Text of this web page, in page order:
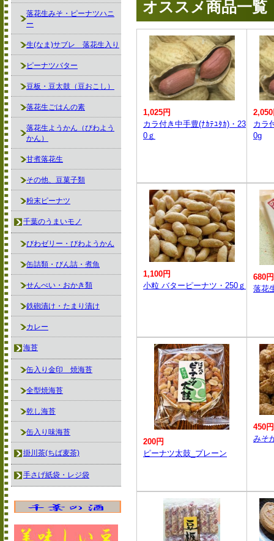
オススメ商品一覧
1,025円
カラ付き中手豊(ﾅｶﾃﾕﾀｶ)・23
0ｇ
カラ
0g
1,100円
小粒 バターピーナツ・250ｇ
680円
落花
200円
ピーナツ太鼓_プレーン
450円
みそ
落花生みそ・ピーナツハニ
ー
生(なま)サブレ 落花生入り
ピーナツバター
豆板・豆太鼓（豆おこし）
落花生ごはんの素
落花生ようかん（びわよう
かん）
甘煮落花生
その他、豆菓子類
粉末ピーナツ
千葉のうまいモノ
びわゼリー・びわようかん
缶詰類・びん詰・煮魚
せんべい・おかき類
鉄砲漬け・たまり漬け
カレー
海苔
缶入り金印 焼海苔
全型焼海苔
乾し海苔
缶入り味海苔
掛川茶(ちば麦茶)
手さげ紙袋・レジ袋